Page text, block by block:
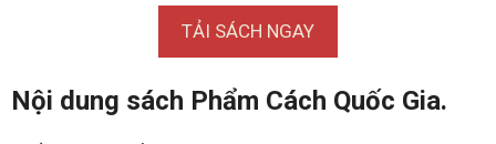
TẢI SÁCH NGAY
Nội dung sách Phẩm Cách Quốc Gia.